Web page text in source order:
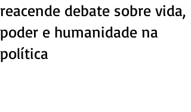
reacende debate sobre vida,
poder e humanidade na
política